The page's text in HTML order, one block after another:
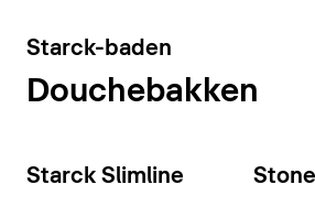
Starck-baden
Douchebakken
Starck Slimline